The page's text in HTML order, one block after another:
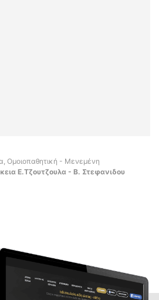
Ομοιοπαθητική - Μενεμένη
Ε.Τζουτζουλα - Β. Στεφανιδου